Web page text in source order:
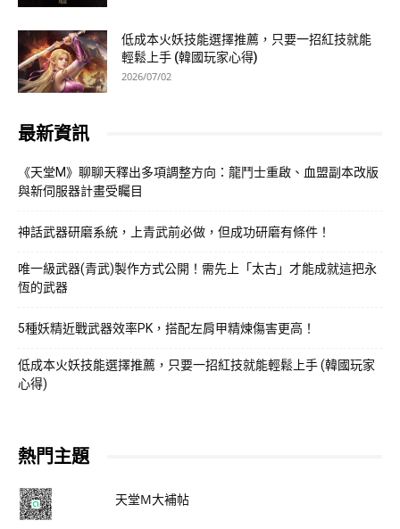
低成本火妖技能選擇推薦，只要一招紅技就能
輕鬆上手 (韓國玩家心得)
2026/07/02
最新資訊
《天堂M》聊聊天釋出多項調整方向：龍鬥士重啟、血盟副本改版
與新伺服器計畫受矚目
神話武器研磨系統，上青武前必做，但成功研磨有條件！
唯一級武器(青武)製作方式公開！需先上「太古」才能成就這把永
恆的武器
5種妖精近戰武器效率PK，搭配左肩甲精煉傷害更高！
低成本火妖技能選擇推薦，只要一招紅技就能輕鬆上手 (韓國玩家
心得)
熱門主題
天堂M大補帖